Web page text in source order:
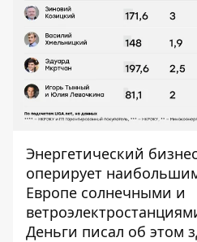
Энергетический
оперирует
Европе солнечными и
Деньги писал об этом